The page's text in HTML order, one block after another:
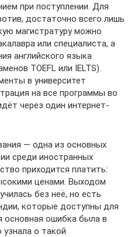
при поступлении. Для
достаточно всего лишь
магистратуру можно
или специалиста, а
английского языка
TOEFL или IELTS).
в университет
на все программы во
через один интернет-
— одна из основных
среди иностранных
приходится платить:
ценами. Выходом
без неё, но есть
которые доступны для
основная ошибка была в
о такой